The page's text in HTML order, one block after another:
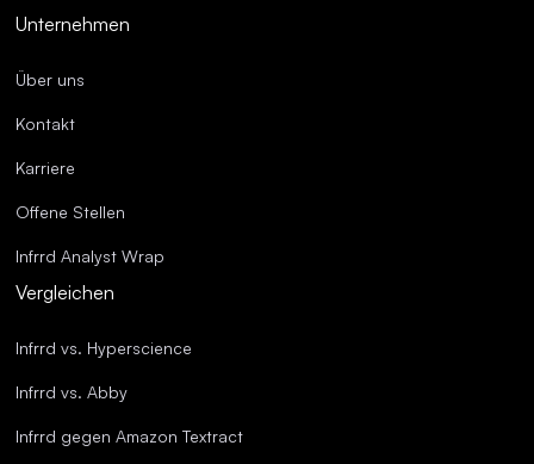
Unternehmen
Über uns
Kontakt
Karriere
Offene Stellen
Infrrd Analyst Wrap
Vergleichen
Infrrd vs. Hyperscience
Infrrd vs. Abby
Infrrd gegen Amazon Textract